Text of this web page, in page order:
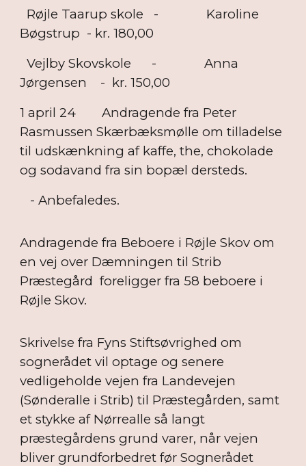
Røjle Taarup skole - Karoline
Bøgstrup - kr. 180,00
Vejlby Skovskole - Anna
Jørgensen - kr. 150,00
1 april 24
Andragende fra Peter
Rasmussen Skærbæksmølle om tilladelse
til udskænkning af kaffe, the, chokolade
og sodavand fra sin bopæl dersteds.
- Anbefaledes.
Andragende fra Beboere i Røjle Skov om
en vej over Dæmningen til Strib
Præstegård foreligger fra 58 beboere i
Røjle Skov.
Skrivelse fra Fyns Stiftsøvrighed om
sognerådet vil optage og senere
vedligeholde vejen fra Landevejen
(Sønderalle i Strib) til Præstegården, samt
et stykke af Nørrealle så langt
præstegårdens grund varer, når vejen
bliver grundforbedret før Sognerådet